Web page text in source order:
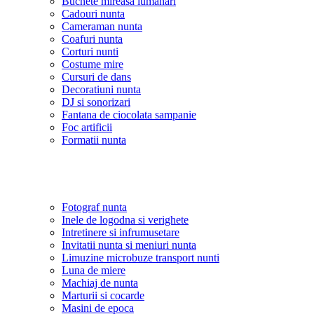
Cadouri nunta
Cameraman nunta
Coafuri nunta
Corturi nunti
Costume mire
Cursuri de dans
Decoratiuni nunta
DJ si sonorizari
Fantana de ciocolata sampanie
Foc artificii
Formatii nunta
Fotograf nunta
Inele de logodna si verighete
Intretinere si infrumusetare
Invitatii nunta si meniuri nunta
Limuzine microbuze transport nunti
Luna de miere
Machiaj de nunta
Marturii si cocarde
Masini de epoca